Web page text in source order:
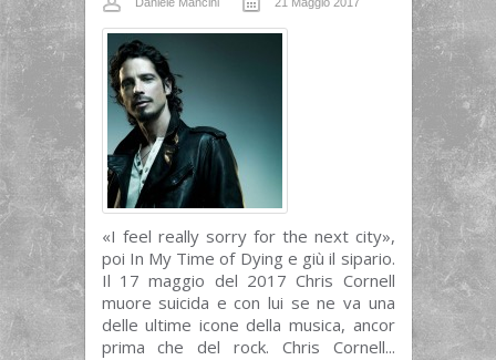
«I feel really sorry for the next city»,
poi In My Time of Dying e giù il sipario.
Il 17 maggio del 2017 Chris Cornell
muore suicida e con lui se ne va una
delle ultime icone della musica, ancor
prima che del rock. Chris Cornell...